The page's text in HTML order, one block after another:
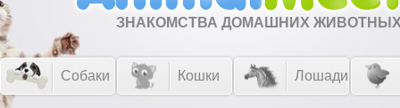
ЗНАКОМСТВА ДОМАШНИХ
Собаки Кошки Лошади